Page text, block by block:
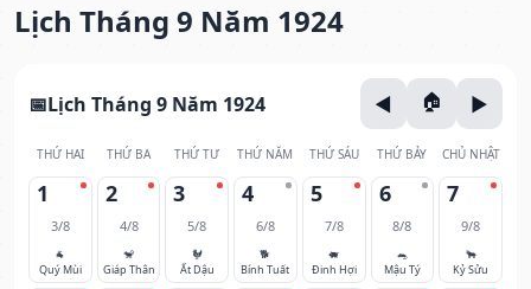
Lịch Tháng 9 Năm 1924
Lịch Tháng 9 Năm 1924
THỨ HAI THỨ BA THỨ TƯ THỨ NĂM THỨ SÁU THỨ BẢY CHỦ NHẬT
1
3/8
🐐
Quý Mùi
2
4/8
🐒
Giáp Thân
3
5/8
🐓
Ất Dậu
4
6/8
🐕
Bính Tuất
5
7/8
🐖
Đinh Hợi
6
8/8
🐀
Mậu Tý
7
9/8
🐂
Kỷ Sửu